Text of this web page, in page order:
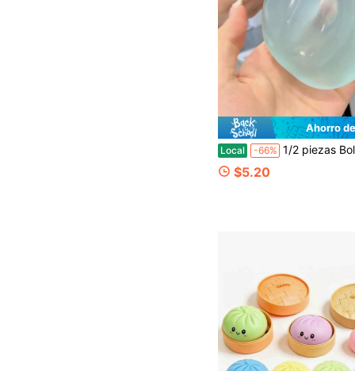
Ahorro
Local -66% 1/2 piezas Bola de apretar de aceite de coco azul de rebote lento maleable, juguete antiestrés de textura de malta de 6 cm hecho a mano, bola de descompresión
$5.20